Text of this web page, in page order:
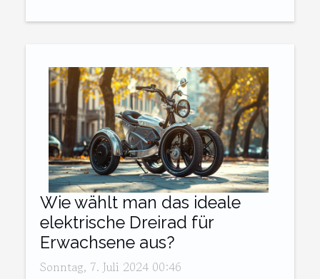
Wie wählt man das ideale
elektrische Dreirad für
Erwachsene aus?
Sonntag, 7. Juli 2024 00:46